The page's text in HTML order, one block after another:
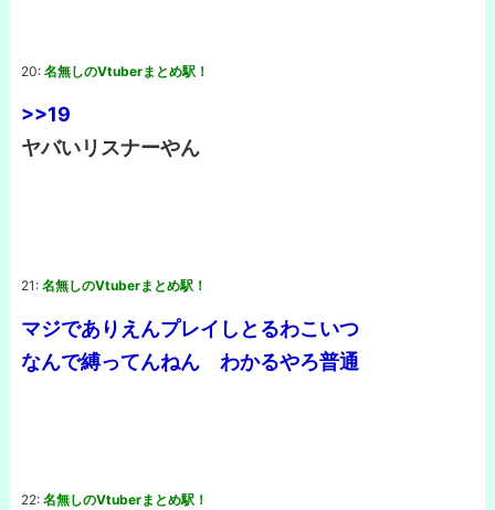
20: 名無しのVtuberまとめ駅！
>>19
ヤバいリスナーやん
21: 名無しのVtuberまとめ駅！
マジでありえんプレイしとるわこいつ
なんで縛ってんねん わかるやろ普通
22: 名無しのVtuberまとめ駅！